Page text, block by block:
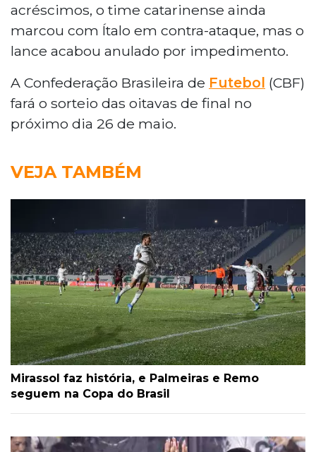
acréscimos, o time catarinense ainda
marcou com Ítalo em contra-ataque, mas o
lance acabou anulado por impedimento.
A Confederação Brasileira de Futebol (CBF)
fará o sorteio das oitavas de final no
próximo dia 26 de maio.
VEJA TAMBÉM
Mirassol faz história, e Palmeiras e Remo
seguem na Copa do Brasil